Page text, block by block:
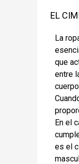
EL
La
que
entre
En el
es el